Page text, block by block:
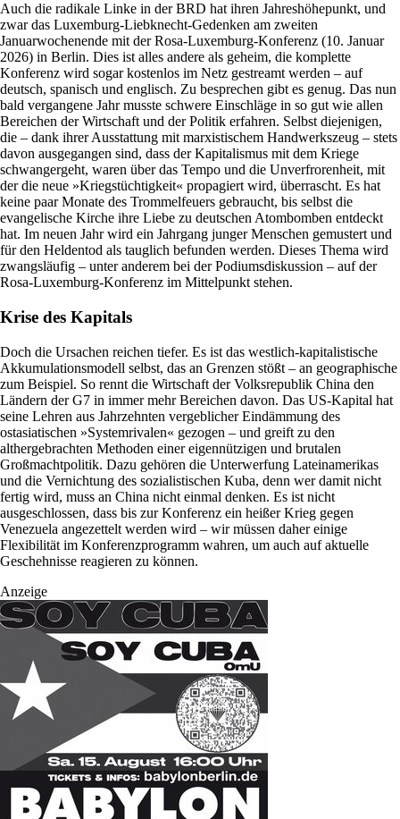
Auch die radikale Linke in der BRD hat ihren Jahreshöhepunkt, und
zwar das Luxemburg-Liebknecht-Gedenken am zweiten
Januarwochenende mit der Rosa-Luxemburg-Konferenz (10. Januar
2026) in Berlin. Dies ist alles andere als geheim, die komplette
Konferenz wird sogar kostenlos im Netz gestreamt werden – auf
deutsch, spanisch und englisch. Zu besprechen gibt es genug. Das nun
bald vergangene Jahr musste schwere Einschläge in so gut wie allen
Bereichen der Wirtschaft und der Politik erfahren. Selbst diejenigen,
die – dank ihrer Ausstattung mit marxistischem Handwerkszeug – stets
davon ausgegangen sind, dass der Kapitalismus mit dem Kriege
schwangergeht, waren über das Tempo und die Unverfrorenheit, mit
der die neue »Kriegstüchtigkeit« propagiert wird, überrascht. Es hat
keine paar Monate des Trommelfeuers gebraucht, bis selbst die
evangelische Kirche ihre Liebe zu deutschen Atombomben entdeckt
hat. Im neuen Jahr wird ein Jahrgang junger Menschen gemustert und
für den Heldentod als tauglich befunden werden. Dieses Thema wird
zwangsläufig – unter anderem bei der Podiumsdiskussion – auf der
Rosa-Luxemburg-Konferenz im Mittelpunkt stehen.
Krise des Kapitals
Doch die Ursachen reichen tiefer. Es ist das westlich-kapitalistische
Akkumulationsmodell selbst, das an Grenzen stößt – an geographische
zum Beispiel. So rennt die Wirtschaft der Volksrepublik China den
Ländern der G7 in immer mehr Bereichen davon. Das US-Kapital hat
seine Lehren aus Jahrzehnten vergeblicher Eindämmung des
ostasiatischen »Systemrivalen« gezogen – und greift zu den
althergebrachten Methoden einer eigennützigen und brutalen
Großmachtpolitik. Dazu gehören die Unterwerfung Lateinamerikas
und die Vernichtung des sozialistischen Kuba, denn wer damit nicht
fertig wird, muss an China nicht einmal denken. Es ist nicht
ausgeschlossen, dass bis zur Konferenz ein heißer Krieg gegen
Venezuela angezettelt werden wird – wir müssen daher einige
Flexibilität im Konferenzprogramm wahren, um auch auf aktuelle
Geschehnisse reagieren zu können.
Anzeige